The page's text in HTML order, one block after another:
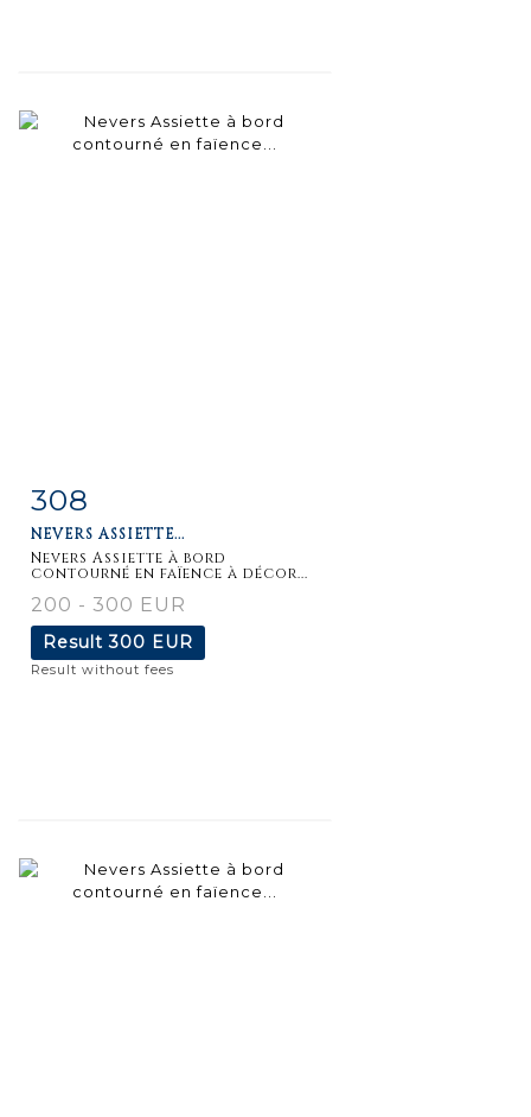
Item detail
308
NEVERS ASSIETTE...
Nevers Assiette à bord
contourné en faïence à décor...
200 - 300 EUR
Result300 EUR
Result without fees